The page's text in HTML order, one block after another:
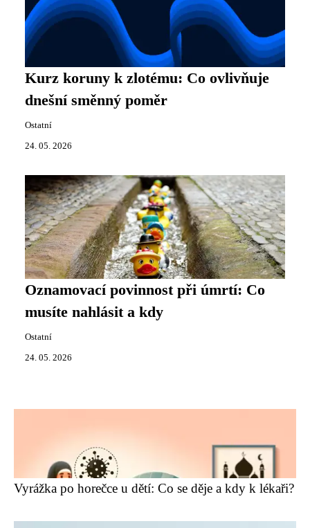
Kurz koruny k zlotému: Co ovlivňuje
dnešní směnný poměr
Ostatní
24. 05. 2026
Oznamovací povinnost při úmrtí: Co
musíte nahlásit a kdy
Ostatní
24. 05. 2026
Vyrážka po horečce u dětí: Co se děje a kdy k lékaři?